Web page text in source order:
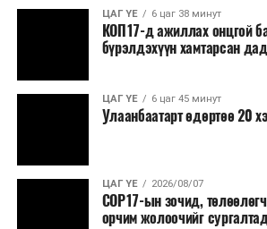
сөрөг нөлөөг даван туулахын
хичээн ажиллаж байна хэмээв.
ЦАГ ҮЕ 6 цаг 38 минут
КОП17-д ажиллах онцгой
бүрэлдэхүүн хамтарсан
ЦАГ ҮЕ 6 цаг 45 минут
Улаанбаатарт өдөртөө 20
ЦАГ ҮЕ 2026/08/07
COP17-ын зочид,
орчим жолоочийг